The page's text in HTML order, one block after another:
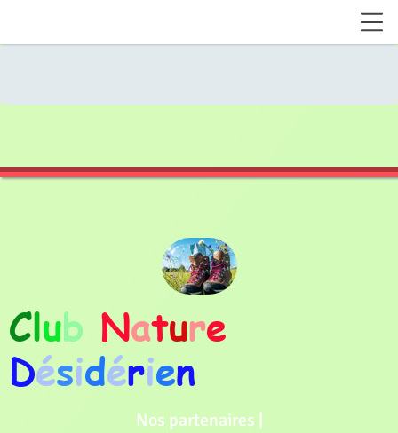
Club Nature
Désidérien
Nos partenaires |